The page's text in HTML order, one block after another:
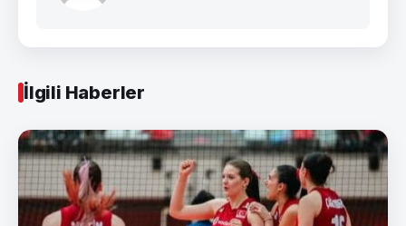
İlgili Haberler